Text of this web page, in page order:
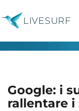
LIVESURF
Google: i
rallentare i